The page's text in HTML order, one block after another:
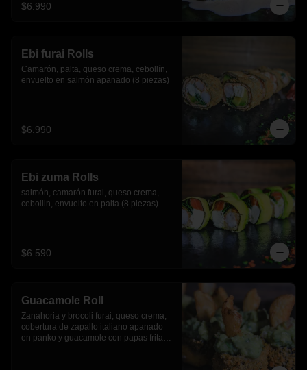
$6.990
Ebi furai Rolls
Camarón, palta, queso crema, cebollín,
envuelto en salmón apanado (8 piezas)
$6.990
Ebi zuma Rolls
salmón, camarón furai, queso crema,
cebollin, envuelto en palta (8 piezas)
$6.590
Guacamole Roll
Zanahoria y brocoli furai, queso crema,
cobertura de zapallo italiano apanado
en panko y guacamole con papas fritas.